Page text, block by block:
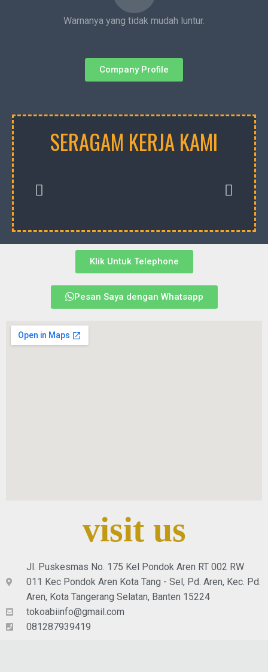
Warnanya yang tidak mudah luntur.
Company Profile
SERAGAM KERJA KAMI
Klik Untuk Telephone
Pesan Saya dengan Whatsapp
visit us
Jl. Puskesmas No. 175 Kel Pondok Aren RT 002 RW
011 Kec Pondok Aren Kota Tang - Sel, Pd. Aren, Kec. Pd.
Aren, Kota Tangerang Selatan, Banten 15224
tokoabiinfo@gmail.com
081287939419